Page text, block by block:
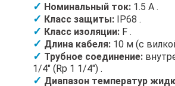
Номинальный ток: 1.5 А .
Класс защиты: IP68 .
Класс изоляции: F .
Длина кабеля: 10 м (с
Трубное соединение:
1/4" (Rp 1 1/4") .
Диапазон температур